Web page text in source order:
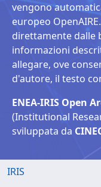
vengono
europeo
direttamente dalle
informazioni
allegare, ove
d'autore, il testo
ENEA-IRIS Open
(Institutional
sviluppata da
IRIS